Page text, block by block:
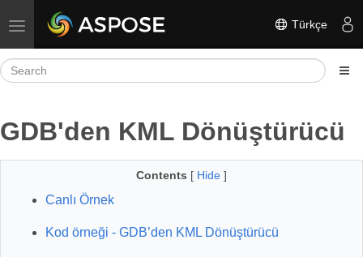
Toggle navigation Türkçe
GDB'den KML Dönüştürücü
Contents [ Hide ]
Canlı Örnek
Kod örneği - GDB’den KML Dönüştürücü